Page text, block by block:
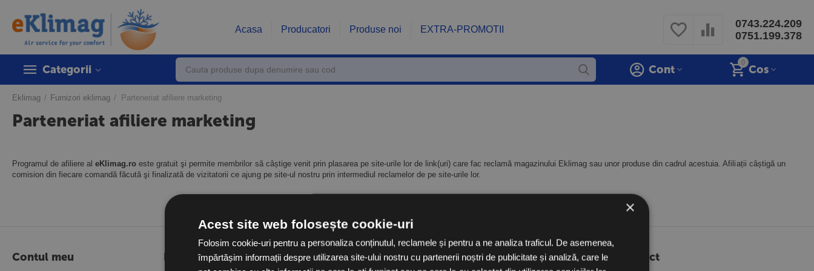
Acasa Producatori Produse noi EXTRA-PROMOTII
0743.224.209
0751.199.378
Categorii
0
Cos
Cont
Eklimag / Furnizori eklimag / Parteneriat afiliere marketing
Parteneriat afiliere marketing
Programul de afiliere aleKlimag.ro este gratuit şi permite membrilor să câștige venit prin plasarea pe site-urile lor de link(uri) care fac reclamă magazinului Eklimag sau unor produse din cadrul acestuia. Afiliații câștigă un
comision din fiecare comandă făcută şi finalizată de vizitatorii ce ajung pe site-ul nostru prin intermediul reclamelor de pe site-urile lor.
Contul meu Informații utile Eklimag Servicii Extra Contact
×
Acest site web folosește cookie-uri
Folosim cookie-uri pentru a personaliza conținutul, reclamele și pentru a ne analiza traficul. De asemenea,
împărtășim informații despre utilizarea site-ului nostru cu partenerii noștri de publicitate și analiză, care le